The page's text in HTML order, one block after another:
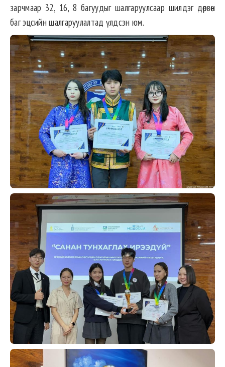
зарчмаар 32, 16, 8 багуудыг шалгаруулсаар шилдэг дөрвөн
баг эцсийн шалгаруулалтад үлдсэн юм.